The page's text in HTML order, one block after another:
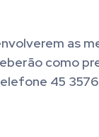
as
como
45